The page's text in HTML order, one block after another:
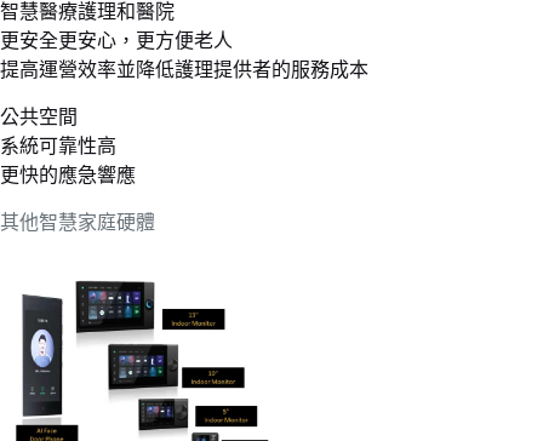
智慧醫療護理和醫院
更安全更安心，更方便老人
提高運營效率並降低護理提供者的服務成本
公共空間
系統可靠性高
更快的應急響應
其他智慧家庭硬體